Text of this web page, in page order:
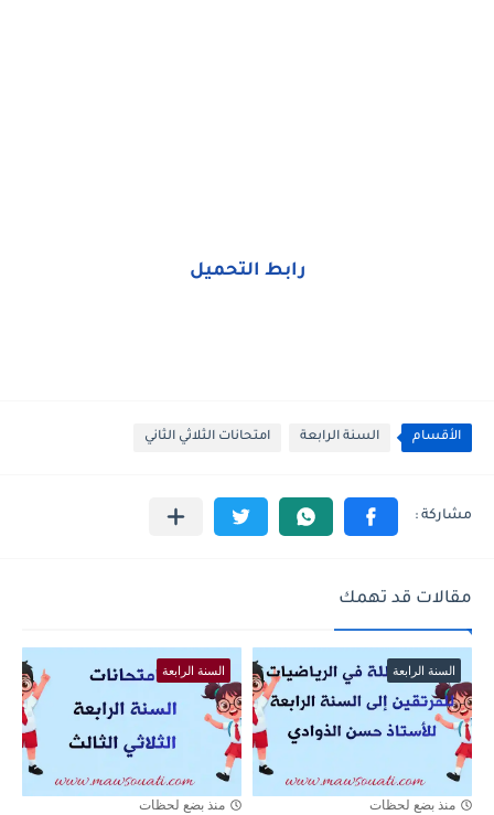
رابط التحميل
الأقسام السنة الرابعة امتحانات الثلاثي الثاني
مقالات قد تهمك
السنة الرابعة
منذ بضع لحظات
السنة الرابعة
منذ بضع لحظات